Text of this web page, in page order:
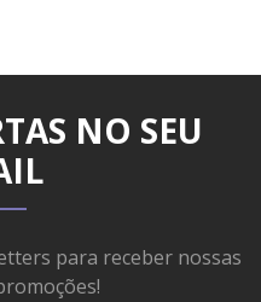
NO SEU
para receber nossas